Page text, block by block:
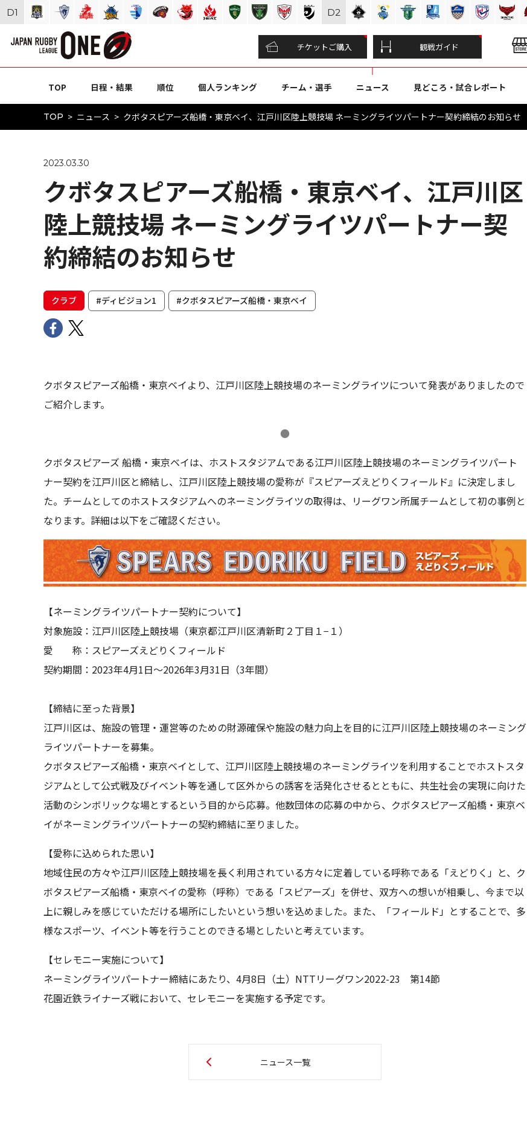
チケットご購入 観戦ガイド
TOP 日程・結果 順位 個人ランキング チーム・選手 ニュース 見どころ・試合レポート
TOP ニュース クボタスピアーズ船橋・東京ベイ、江戸川区陸上競技場 ネーミングライツパートナー契約締結のお知らせ
2023.03.30
クボタスピアーズ船橋・東京ベイ、江戸川区
陸上競技場 ネーミングライツパートナー契
約締結のお知らせ
クラブ #ディビジョン1 #クボタスピアーズ船橋・東京ベイ
クボタスピアーズ船橋・東京ベイより、江戸川区陸上競技場のネーミングライツについて発表がありましたので
ご紹介します。
●
クボタスピアーズ 船橋・東京ベイは、ホストスタジアムである江戸川区陸上競技場のネーミングライツパート
ナー契約を江戸川区と締結し、江戸川区陸上競技場の愛称が『スピアーズえどりくフィールド』に決定しまし
た。チームとしてのホストスタジアムへのネーミングライツの取得は、リーグワン所属チームとして初の事例と
なります。詳細は以下をご確認ください。
【ネーミングライツパートナー契約について】
対象施設：江戸川区陸上競技場（東京都江戸川区清新町２丁目１−１）
愛 称：スピアーズえどりくフィールド
契約期間：2023年4月1日～2026年3月31日（3年間）
【締結に至った背景】
江戸川区は、施設の管理・運営等のための財源確保や施設の魅力向上を目的に江戸川区陸上競技場のネーミング
ライツパートナーを募集。
クボタスピアーズ船橋・東京ベイとして、江戸川区陸上競技場のネーミングライツを利用することでホストスタ
ジアムとして公式戦及びイベント等を通して区外からの誘客を活発化させるとともに、共生社会の実現に向けた
活動のシンボリックな場とするという目的から応募。他数団体の応募の中から、クボタスピアーズ船橋・東京ベ
イがネーミングライツパートナーの契約締結に至りました。
【愛称に込められた思い】
地域住民の方々や江戸川区陸上競技場を長く利用されている方々に定着している呼称である「えどりく」と、ク
ボタスピアーズ船橋・東京ベイの愛称（呼称）である「スピアーズ」を併せ、双方への想いが相乗し、今まで以
上に親しみを感じていただける場所にしたいという想いを込めました。また、「フィールド」とすることで、多
様なスポーツ、イベント等を行うことのできる場としたいと考えています。
【セレモニー実施について】
ネーミングライツパートナー締結にあたり、4月8日（土）NTTリーグワン2022-23 第14節
花園近鉄ライナーズ戦において、セレモニーを実施する予定です。
ニュース一覧
D1 D2